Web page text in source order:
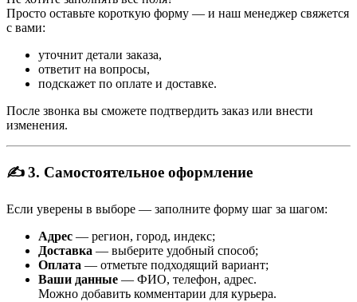
Просто оставьте короткую форму — и наш менеджер свяжется
с вами:
уточнит детали заказа,
ответит на вопросы,
подскажет по оплате и доставке.
После звонка вы сможете подтвердить заказ или внести
изменения.
✍️ 3. Самостоятельное оформление
Если уверены в выборе — заполните форму шаг за шагом:
Адрес — регион, город, индекс;
Доставка — выберите удобный способ;
Оплата — отметьте подходящий вариант;
Ваши данные — ФИО, телефон, адрес.
Можно добавить комментарии для курьера.